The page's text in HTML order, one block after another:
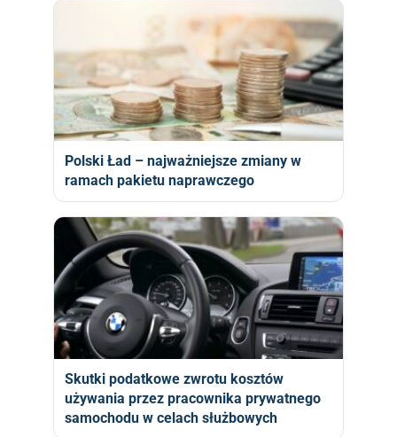
Polski Ład – najważniejsze zmiany w
ramach pakietu naprawczego
Skutki podatkowe zwrotu kosztów
używania przez pracownika prywatnego
samochodu w celach służbowych